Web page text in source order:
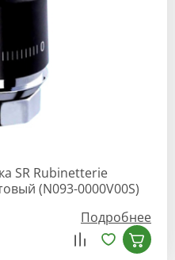
SR Rubinetterie
(N093-0000V00S)
Подробнее